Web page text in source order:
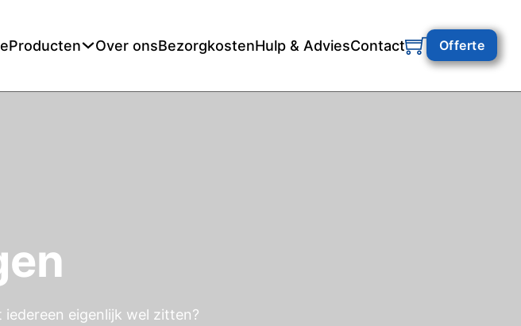
Producten Over onsBezorgkostenHulp & AdviesContact Offerte
eigenlijk wel zitten?